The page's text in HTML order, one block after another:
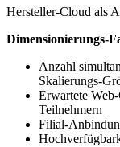
Hersteller-Cloud als
Dimensionierungs-
Anzahl
Skalierungs-
Erwartete
Teilnehmern
Filial-